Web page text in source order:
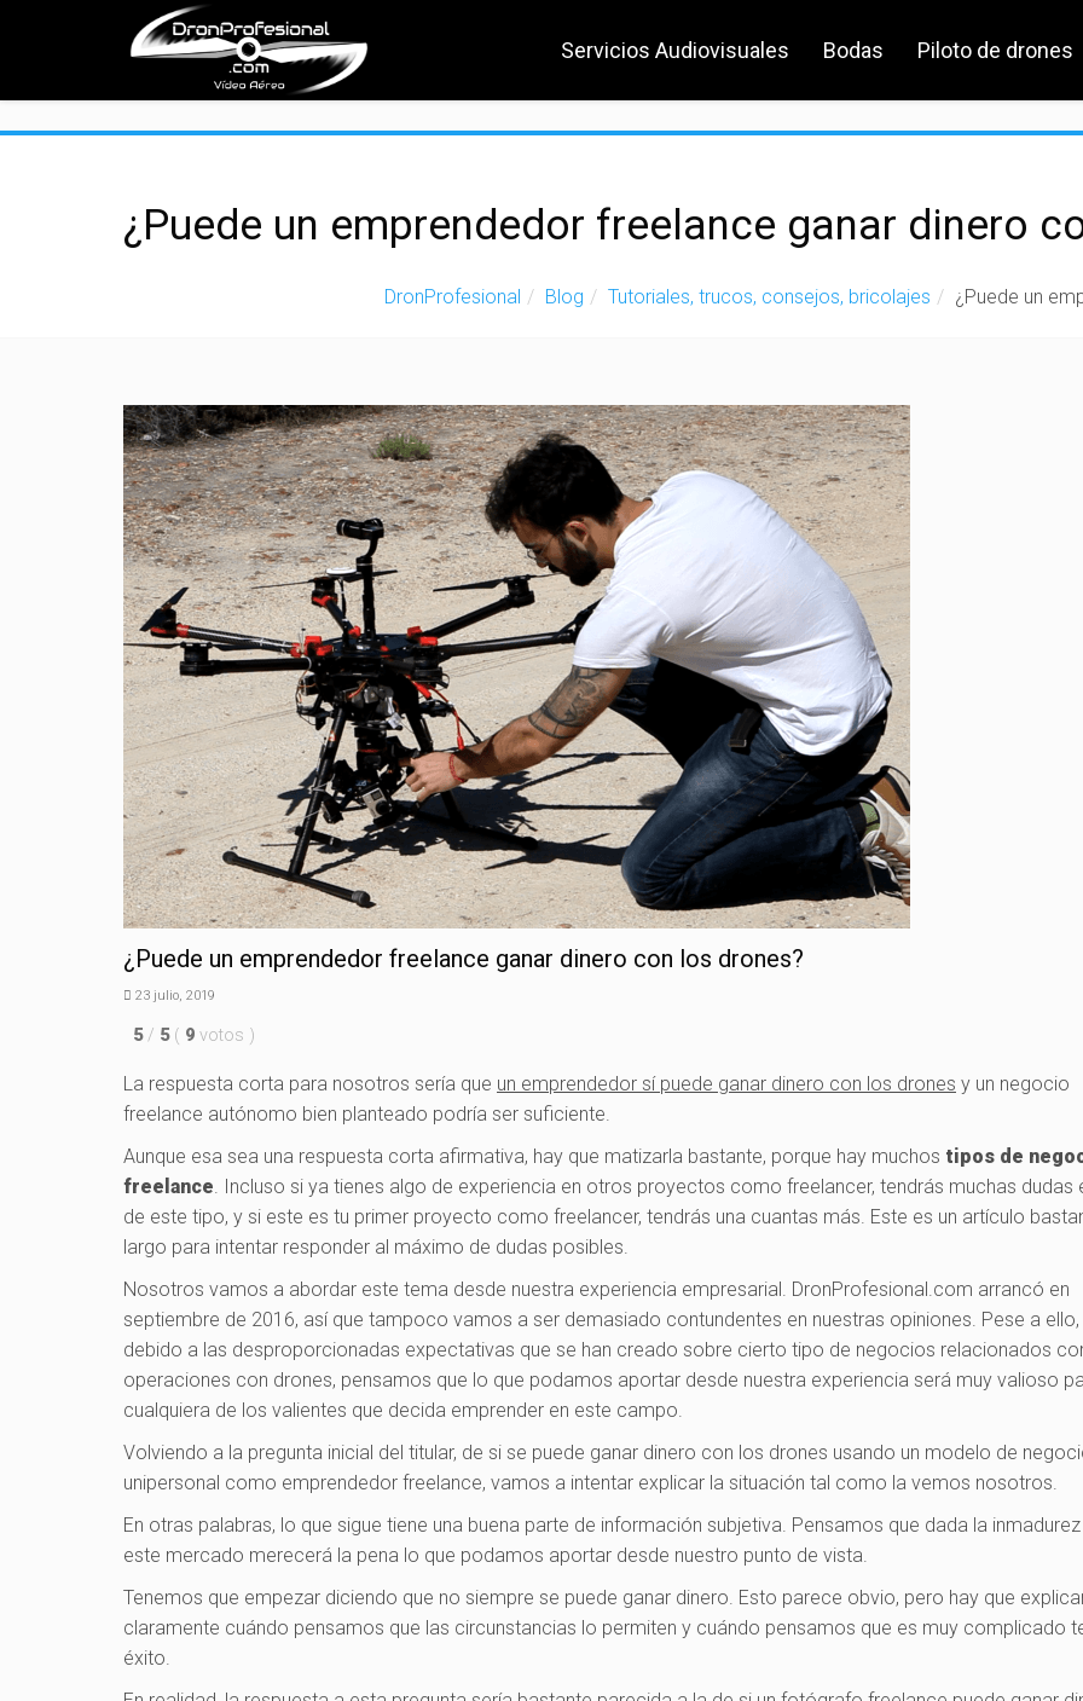
Servicios Audiovisuales Bodas Piloto de drones
¿Puede un emprendedor freelance ganar dinero
DronProfesional Blog Tutoriales, trucos, consejos, bricolajes ¿Puede un
¿Puede un emprendedor freelance ganar dinero con los drones?
23 julio, 2019
5 / 5 ( 9 votos )
La respuesta corta para nosotros sería que un emprendedor sí puede ganar dinero con los drones y un negocio
freelance autónomo bien planteado podría ser suficiente.
Aunque esa sea una respuesta corta afirmativa, hay que matizarla bastante, porque hay muchos tipos de
freelance. Incluso si ya tienes algo de experiencia en otros proyectos como freelancer, tendrás muchas dudas
de este tipo, y si este es tu primer proyecto como freelancer, tendrás una cuantas más. Este es un artículo
largo para intentar responder al máximo de dudas posibles.
Nosotros vamos a abordar este tema desde nuestra experiencia empresarial. DronProfesional.com arrancó en
septiembre de 2016, así que tampoco vamos a ser demasiado contundentes en nuestras opiniones. Pese a ello,
debido a las desproporcionadas expectativas que se han creado sobre cierto tipo de negocios relacionados
operaciones con drones, pensamos que lo que podamos aportar desde nuestra experiencia será muy valioso
cualquiera de los valientes que decida emprender en este campo.
Volviendo a la pregunta inicial del titular, de si se puede ganar dinero con los drones usando un modelo de
unipersonal como emprendedor freelance, vamos a intentar explicar la situación tal como la vemos nosotros.
En otras palabras, lo que sigue tiene una buena parte de información subjetiva. Pensamos que dada la
este mercado merecerá la pena lo que podamos aportar desde nuestro punto de vista.
Tenemos que empezar diciendo que no siempre se puede ganar dinero. Esto parece obvio, pero hay que
claramente cuándo pensamos que las circunstancias lo permiten y cuándo pensamos que es muy complicado
éxito.